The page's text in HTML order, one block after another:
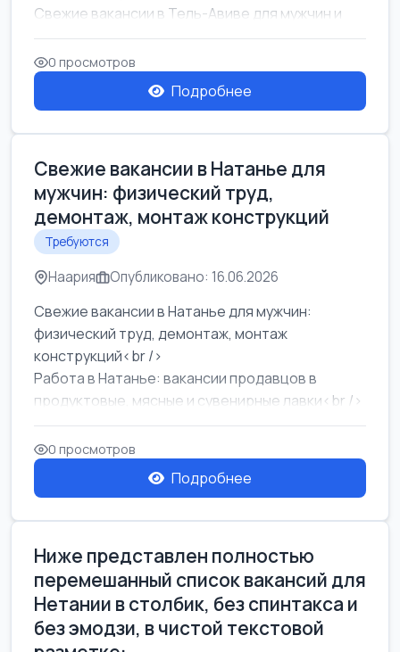
Свежие вакансии в Тель-Авиве для мужчин и
женщин от хозя...
0 просмотров
Подробнее
Свежие вакансии в Натанье для
мужчин: физический труд,
демонтаж, монтаж конструкций
Требуются
Наария Опубликовано: 16.06.2026
Свежие вакансии в Натанье для мужчин:
физический труд, демонтаж, монтаж
конструкций<br />
Работа в Натанье: вакансии продавцов в
продуктовые, мясные и сувенирные лавки<br />
Разнорабочий на сборку м...
0 просмотров
Подробнее
Ниже представлен полностью
перемешанный список вакансий для
Нетании в столбик, без спинтакса и
без эмодзи, в чистой текстовой